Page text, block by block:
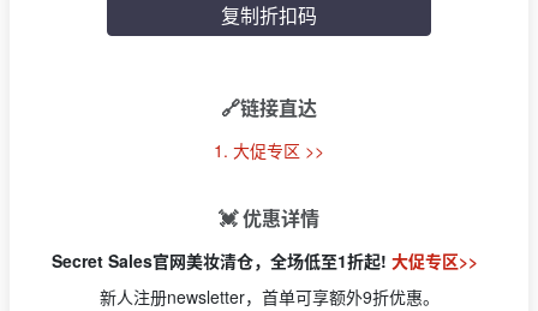
复制折扣码
🔗链接直达
1. 大促专区 >>
💓 优惠详情
Secret Sales官网美妆清仓，全场低至1折起! 大促专区>>
新人注册newsletter，首单可享额外9折优惠。